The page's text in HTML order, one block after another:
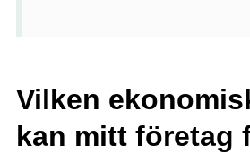
Vilken
kan mitt företag